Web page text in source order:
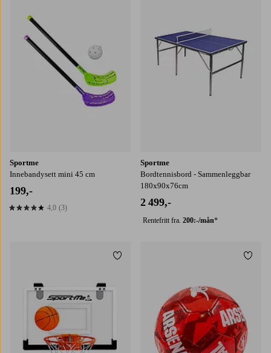
Sportme
Innebandysett mini 45 cm
199,-
4,0 basert på 3 karaktergivninger
4,0 (3)
Sportme
Bordtennisbord - Sammenleggbar
180x90x76cm
2 499,-
Rentefritt fra. 200:-/mån*
Legg til favoritter